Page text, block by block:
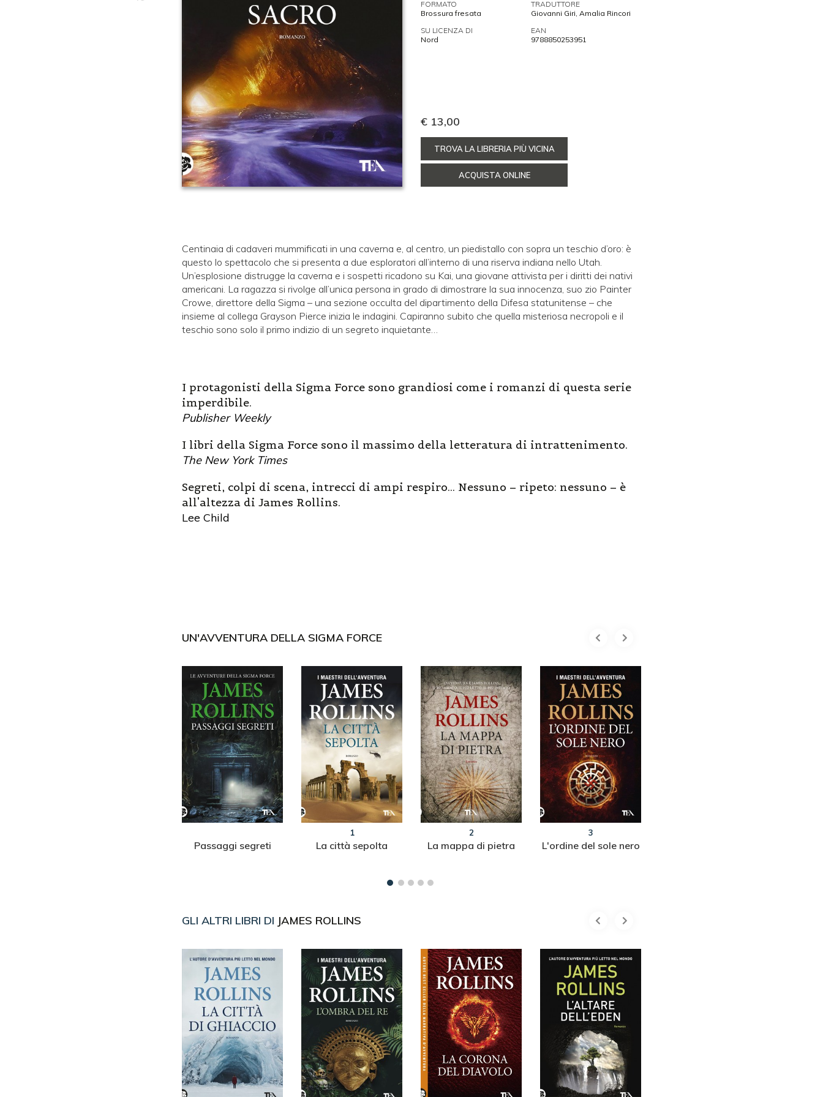
€ 13,00
TROVA LA LIBRERIA PIÙ VICINA
ACQUISTA ONLINE
FORMATO
Brossura fresata
TRADUTTORE
Giovanni Giri, Amalia Rincori
SU LICENZA DI
Nord
EAN
9788850253951
Centinaia di cadaveri mummificati in una caverna e, al centro, un piedistallo con sopra un teschio d’oro: è
questo lo spettacolo che si presenta a due esploratori all’interno di una riserva indiana nello Utah.
Un’esplosione distrugge la caverna e i sospetti ricadono su Kai, una giovane attivista per i diritti dei nativi
americani. La ragazza si rivolge all’unica persona in grado di dimostrare la sua innocenza, suo zio Painter
Crowe, direttore della Sigma – una sezione occulta del dipartimento della Difesa statunitense – che
insieme al collega Grayson Pierce inizia le indagini. Capiranno subito che quella misteriosa necropoli e il
teschio sono solo il primo indizio di un segreto inquietante…
I protagonisti della Sigma Force sono grandiosi come i romanzi di questa serie
imperdibile.
Publisher Weekly
I libri della Sigma Force sono il massimo della letteratura di intrattenimento.
The New York Times
Segreti, colpi di scena, intrecci di ampi respiro... Nessuno – ripeto: nessuno – è
all'altezza di James Rollins.
Lee Child
UN'AVVENTURA DELLA SIGMA FORCE
Passaggi segreti
1
La città sepolta
2
La mappa di pietra
3
L'ordine del sole nero
GLI ALTRI LIBRI DI JAMES ROLLINS